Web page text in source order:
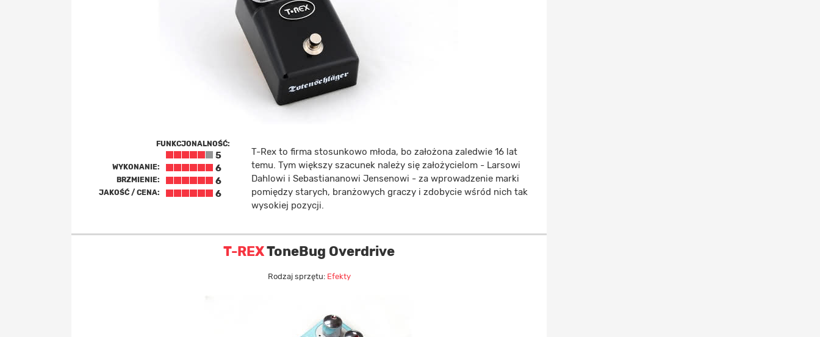
FUNKCJONALNOŚĆ:
5
WYKONANIE: 6
BRZMIENIE: 6
JAKOŚĆ / CENA: 6
T-Rex to firma stosunkowo młoda, bo założona zaledwie 16 lat
temu. Tym większy szacunek należy się założycielom - Larsowi
Dahlowi i Sebastiananowi Jensenowi - za wprowadzenie marki
pomiędzy starych, branżowych graczy i zdobycie wśród nich tak
wysokiej pozycji.
T-REXToneBug Overdrive
Rodzaj sprzętu: Efekty